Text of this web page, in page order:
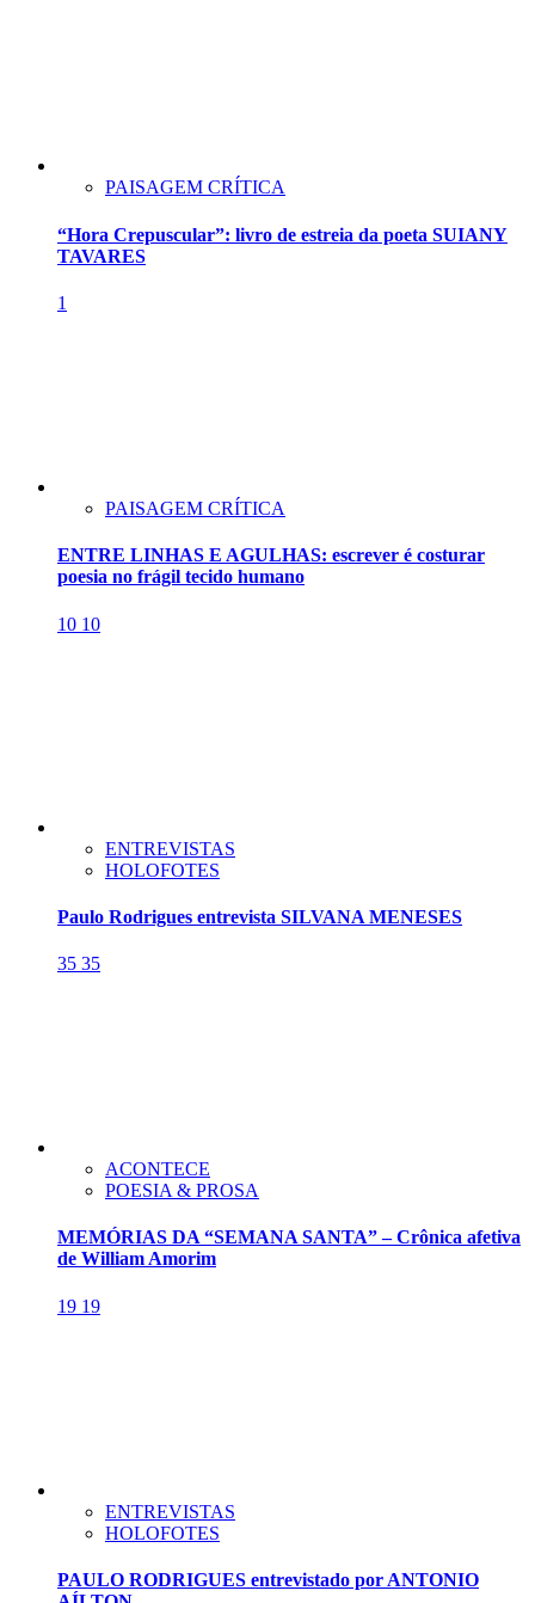
PAISAGEM CRÍTICA
“Hora Crepuscular”: livro de estreia da poeta SUIANY
TAVARES
1
PAISAGEM CRÍTICA
ENTRE LINHAS E AGULHAS: escrever é costurar
poesia no frágil tecido humano
10 10
ENTREVISTAS
HOLOFOTES
Paulo Rodrigues entrevista SILVANA MENESES
35 35
ACONTECE
POESIA & PROSA
MEMÓRIAS DA “SEMANA SANTA” – Crônica afetiva
de William Amorim
19 19
ENTREVISTAS
HOLOFOTES
PAULO RODRIGUES entrevistado por ANTONIO